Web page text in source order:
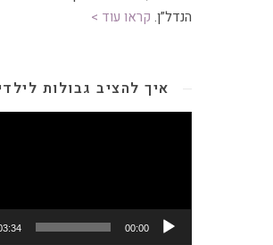
הנדל”ן. קראו עוד >
איך להציב גבולות
נגן
00:00